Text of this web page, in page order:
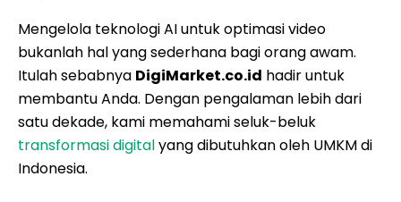
Mengelola teknologi AI untuk optimasi video
bukanlah hal yang sederhana bagi orang awam.
Itulah sebabnya DigiMarket.co.id hadir untuk
membantu Anda. Dengan pengalaman lebih dari
satu dekade, kami memahami seluk-beluk
transformasi digitalyang dibutuhkan oleh UMKM di
Indonesia.